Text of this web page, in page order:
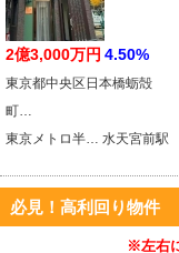
2億3,000万円 4.50%
東京都中央区日本橋蛎殻
町…
東京メトロ半… 水天宮前駅
必見！高利回り物件
※左右